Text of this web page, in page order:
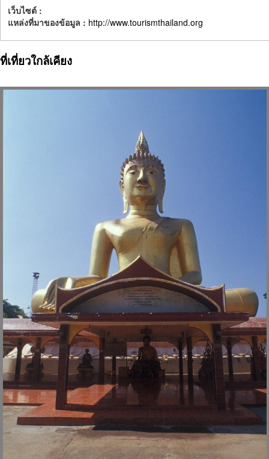
เว็บไซต์ :
แหล่งที่มาของข้อมูล : http://www.tourismthailand.org
ที่เที่ยวใกล้เคียง